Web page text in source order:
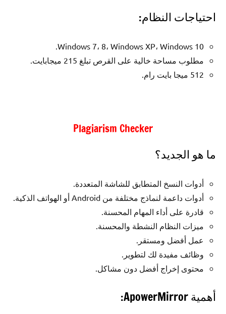
احتياجات النظام:
Windows 7، 8، Windows XP، Windows 10.
مطلوب مساحة خالية على القرص تبلغ 215 ميجابايت.
512 ميجا بايت رام.
Plagiarism Checker
ما هو الجديد؟
أدوات النسخ المتطابق للشاشة المتعددة.
أدوات داعمة لنماذج مختلفة من Android أو الهواتف الذكية.
قادرة على أداء المهام المحسنة.
ميزات النظام النشطة والمحسنة.
عمل أفضل ومستقر.
وظائف مفيدة لك لتطوير.
محتوى إخراج أفضل دون مشاكل.
أهمية ApowerMirror: